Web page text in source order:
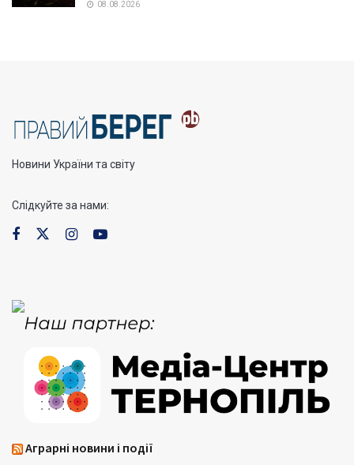
08.08.2026
Новини України та світу
Слідкуйте за нами:
Аграрні новини і події